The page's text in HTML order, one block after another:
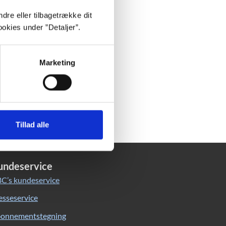
eller tilbagetrække dit
under ”Detaljer”.
Marketing
Tillad alle
kundeservice